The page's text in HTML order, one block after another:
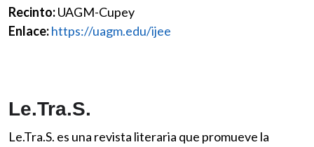
Recinto:UAGM-Cupey
Enlace:https://uagm.edu/ijee
Le.Tra.S.
Le.Tra.S. es una revista literaria que promueve la